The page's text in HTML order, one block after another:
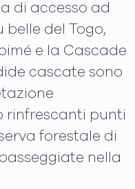
di accesso ad
del Togo,
e la Cascade
cascate sono
rinfrescanti punti
forestale di
nella